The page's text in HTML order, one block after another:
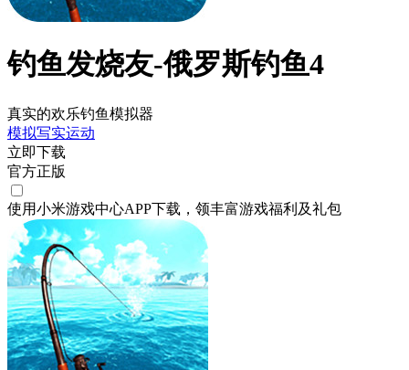
钓鱼发烧友-俄罗斯钓鱼4
真实的欢乐钓鱼模拟器
模拟写实运动
立即下载
官方正版
使用小米游戏中心APP下载 ，领丰富游戏福利 及礼包